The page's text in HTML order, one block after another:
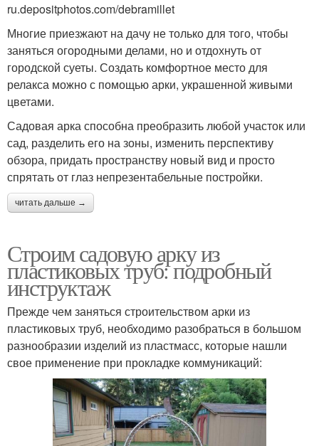
ru.depositphotos.com/debramillet
Многие приезжают на дачу не только для того, чтобы
заняться огородными делами, но и отдохнуть от
городской суеты. Создать комфортное место для
релакса можно с помощью арки, украшенной живыми
цветами.
Садовая арка способна преобразить любой участок или
сад, разделить его на зоны, изменить перспективу
обзора, придать пространству новый вид и просто
спрятать от глаз непрезентабельные постройки.
читать дальше →
Строим садовую арку из
пластиковых труб: подробный
инструктаж
Прежде чем заняться строительством арки из
пластиковых труб, необходимо разобраться в большом
разнообразии изделий из пластмасс, которые нашли
свое применение при прокладке коммуникаций: